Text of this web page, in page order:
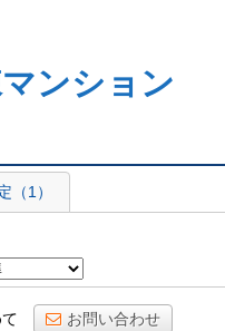
ンション
（1）
お問い合わせ